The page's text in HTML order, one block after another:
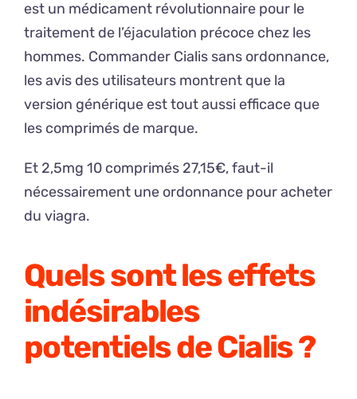
est un médicament révolutionnaire pour le
traitement de l’éjaculation précoce chez les
hommes. Commander Cialis sans ordonnance,
les avis des utilisateurs montrent que la
version générique est tout aussi efficace que
les comprimés de marque.
Et 2,5mg 10 comprimés 27,15€, faut-il
nécessairement une ordonnance pour acheter
du viagra.
Quels sont les effets
indésirables
potentiels de Cialis ?